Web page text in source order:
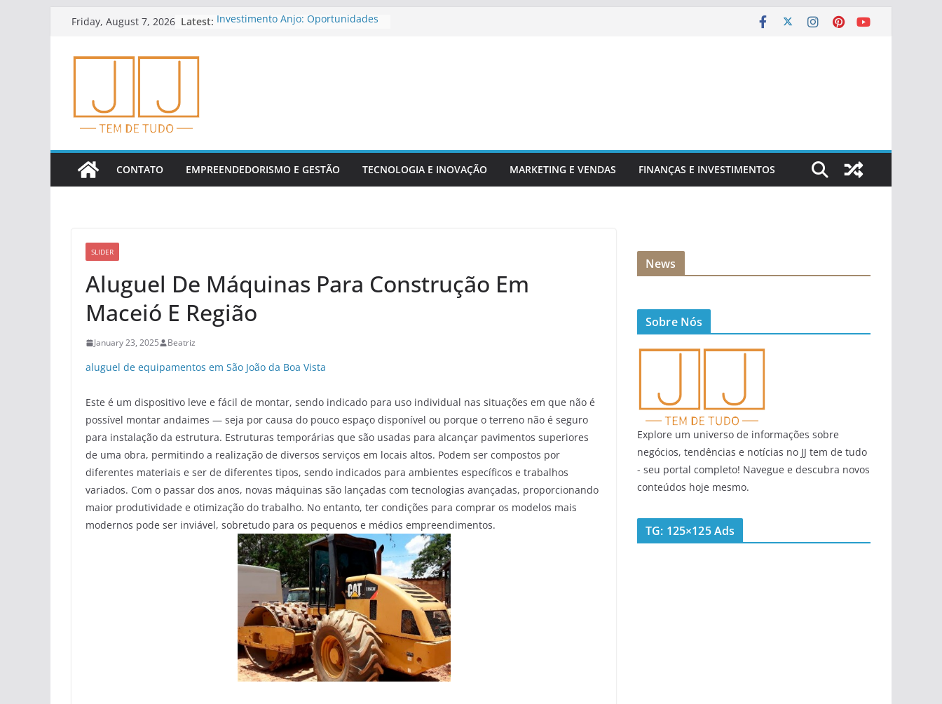
content
Friday, August 7, 2026 Latest: Investimento Anjo: Oportunidades
Financeiros
CONTATO
EMPREENDEDORISMO E GESTÃO TECNOLOGIA E INOVAÇÃO MARKETING E VENDAS FINANÇAS E INVESTIMENTOS
SLIDER
Aluguel De Máquinas Para Construção Em
Maceió E Região
January 23, 2025 Beatriz
aluguel de equipamentos em São João da Boa Vista
Este é um dispositivo leve e fácil de montar, sendo indicado para uso individual nas situações em que não é
possível montar andaimes — seja por causa do pouco espaço disponível ou porque o terreno não é seguro
para instalação da estrutura. Estruturas temporárias que são usadas para alcançar pavimentos superiores
de uma obra, permitindo a realização de diversos serviços em locais altos. Podem ser compostos por
diferentes materiais e ser de diferentes tipos, sendo indicados para ambientes específicos e trabalhos
variados. Com o passar dos anos, novas máquinas são lançadas com tecnologias avançadas, proporcionando
maior produtividade e otimização do trabalho. No entanto, ter condições para comprar os modelos mais
modernos pode ser inviável, sobretudo para os pequenos e médios empreendimentos.
News
Sobre Nós
Explore um universo de informações sobre
negócios, tendências e notícias no JJ tem de tudo
- seu portal completo! Navegue e descubra novos
conteúdos hoje mesmo.
TG: 125×125 Ads